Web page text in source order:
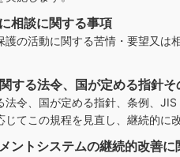
相談に関する事項
護の活動に関する苦情・要望又
する法令、国が定める指針
法令、国が定める指針、条例、
てこの規程を見直し、継続的に
ントシステムの継続的改善に